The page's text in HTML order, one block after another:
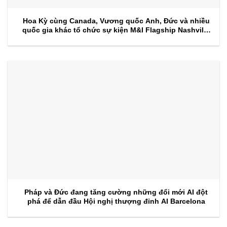
Hoa Kỳ cùng Canada, Vương quốc Anh, Đức và nhiều
quốc gia khác tổ chức sự kiện M&I Flagship Nashville
Pháp và Đức đang tăng cường những đổi mới AI đột
phá để dẫn đầu Hội nghị thượng đỉnh AI Barcelona